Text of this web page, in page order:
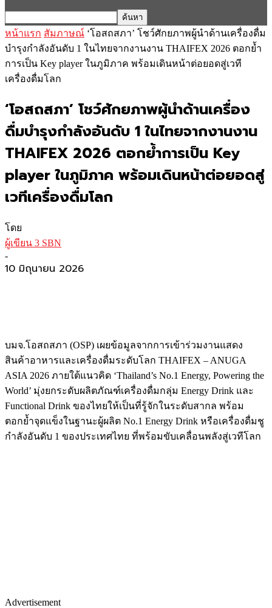
หน้าแรก สัมภาษณ์ ‘โอสถสภา’ โชว์ศักยภาพผู้นำด้านเครื่องดื่ม
บำรุงกำลังอันดับ 1 ในไทยจากงานงาน THAIFEX 2026 ตอกย้ำ
การเป็น Key player ในภูมิภาค พร้อมเดินหน้าต่อยอดสู่เวที
เครื่องดื่มโลก
‘โอสถสภา’ โชว์ศักยภาพผู้นำด้านเครื่อง
ดื่มบำรุงกำลังอันดับ 1 ในไทยจากงานงาน
THAIFEX 2026 ตอกย้ำการเป็น Key
player ในภูมิภาค พร้อมเดินหน้าต่อยอดสู่
เวทีเครื่องดื่มโลก
โดย
ผู้เขียน 3 SBN
-
10 มิถุนายน 2026
บมจ.โอสถสภา (OSP) เผยข้อมูลจากการเข้าร่วมงานแสดง
สินค้าอาหารและเครื่องดื่มระดับโลก THAIFEX – ANUGA
ASIA 2026 ภายใต้แนวคิด ‘Thailand’s No.1 Energy, Powering the
World’ มุ่งยกระดับผลิตภัณฑ์เครื่องดื่มกลุ่ม Energy Drink และ
Functional Drink ของไทยให้เป็นที่รู้จักในระดับสากล พร้อม
ตอกย้ำจุดแข็งในฐานะผู้ผลิต No.1 Energy Drink หรือเครื่องดื่มชู
กำลังอันดับ 1 ของประเทศไทย ที่พร้อมขับเคลื่อนพลังสู่เวทีโลก
Advertisement